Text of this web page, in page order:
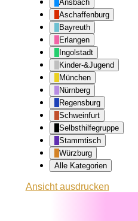
Ansbach
Aschaffenburg
Bayreuth
Erlangen
Ingolstadt
Kinder-&Jugend
München
Nürnberg
Regensburg
Schweinfurt
Selbsthilfegruppe
Stammtisch
Würzburg
Alle Kategorien
Ansichtausdrucken